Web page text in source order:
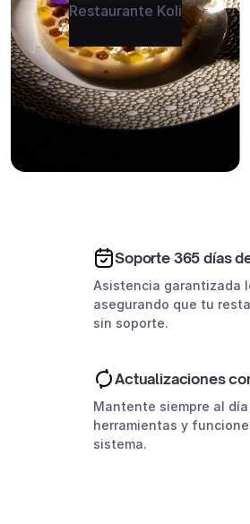
Soporte 365 días
Asistencia garantizada
asegurando que tu
sin soporte.
Actualizaciones
Mantente siempre al
herramientas y
sistema.